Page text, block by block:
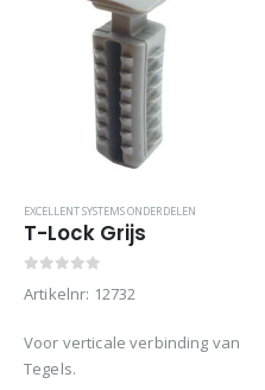
EXCELLENT SYSTEMS ONDERDELEN
T-Lock Grijs
Artikelnr: 12732
Voor verticale verbinding van
Tegels.